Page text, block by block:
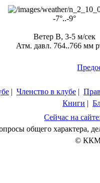
-7°..-9°
Ветер В, 3-5 м/сек
Атм. давл. 764..766 мм
| Членство в клубе |
Книги |
Сейчас на
общего характера,
© ККМ